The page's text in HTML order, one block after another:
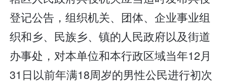
登记公告，组织机关、团体、企业事业组
织和乡、民族乡、镇的人民政府以及街道
办事处，对本单位和本行政区域当年12月
31日以前年满18周岁的男性公民进行初次